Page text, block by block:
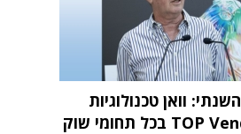
מחקר STKI השנתי: וואן טכנולוגיות
דורגה כ-TOP Vendor בכל תחומי שוק